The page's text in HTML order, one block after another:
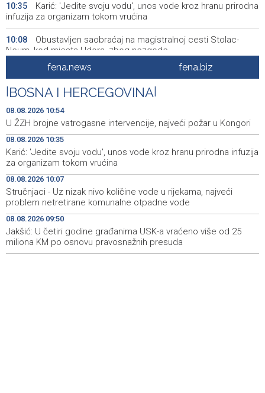
10:35
Karić: 'Jedite svoju vodu', unos vode kroz hranu prirodna
infuzija za organizam tokom vrućina
10:08
Obustavljen saobraćaj na magistralnoj cesti Stolac-
Neum, kod mjesta Udora, zbog nezgode
Šešić: Teme koje obrađuju dokumentarci tiču se svih
nas izravno ili na neki drugi način
10:07
Stručnjaci - Uz nizak nivo količine vode u rijekama,
najveći problem netretirane komunalne otpadne vode
10:05
U BiH narednih dana sunčano i vruće, na jugu zemlje
temperatura do 41 stepen
10:01
Danas dva susreta nove sezone nogometne WWin lige
09:50
Jakšić: U četiri godine građanima USK-a vraćeno više od
25 miliona KM po osnovu pravosnažnih presuda
09:45 Književno veče sa Admirom i Irmom Husić u Ključu
fena.news fena.biz
BOSNA I HERCEGOVINA
08.08.2026 10:54
U ŽZH brojne vatrogasne intervencije, najveći požar u Kongori
08.08.2026 10:35
Karić: 'Jedite svoju vodu', unos vode kroz hranu prirodna infuzija
za organizam tokom vrućina
08.08.2026 10:07
Stručnjaci - Uz nizak nivo količine vode u rijekama, najveći
problem netretirane komunalne otpadne vode
08.08.2026 09:50
Jakšić: U četiri godine građanima USK-a vraćeno više od 25
miliona KM po osnovu pravosnažnih presuda